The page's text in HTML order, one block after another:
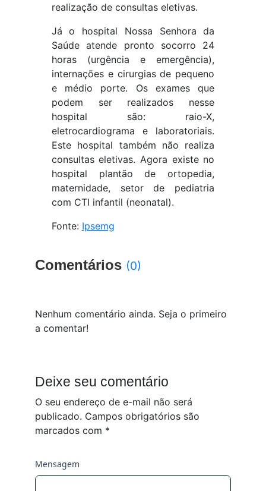
realização de consultas eletivas.
Já o hospital Nossa Senhora da
Saúde atende pronto socorro 24
horas (urgência e emergência),
internações e cirurgias de pequeno
e médio porte. Os exames que
podem ser realizados nesse
hospital são: raio-X,
eletrocardiograma e laboratoriais.
Este hospital também não realiza
consultas eletivas. Agora existe no
hospital plantão de ortopedia,
maternidade, setor de pediatria
com CTI infantil (neonatal).
Fonte: Ipsemg
Comentários (0)
Nenhum comentário ainda. Seja o primeiro
a comentar!
Deixe seu comentário
O seu endereço de e-mail não será
publicado. Campos obrigatórios são
marcados com *
Mensagem